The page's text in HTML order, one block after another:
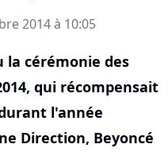
2014 à 10:05
la cérémonie des
qui récompensait
l'année
Direction, Beyoncé